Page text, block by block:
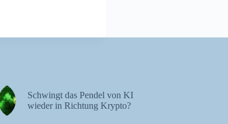
Schwingt das Pendel von KI
wieder in Richtung Krypto?